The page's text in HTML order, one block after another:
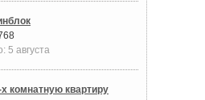
5 августа
комнатную квартиру